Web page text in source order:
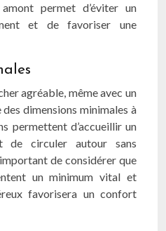
amont permet d’éviter un
et de favoriser une
agréable, même avec un
dimensions minimales à
permettent d’accueillir un
de circuler autour sans
de considérer que
un minimum vital et
favorisera un confort